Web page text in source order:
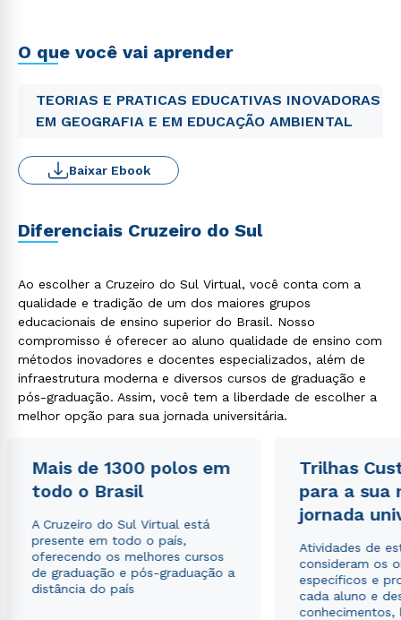
O que você vai aprender
TEORIAS E PRATICAS EDUCATIVAS INOVADORAS
EM GEOGRAFIA E EM EDUCAÇÃO AMBIENTAL
Baixar Ebook
Diferenciais Cruzeiro do Sul
Ao escolher a Cruzeiro do Sul Virtual, você conta com a
qualidade e tradição de um dos maiores grupos
educacionais de ensino superior do Brasil. Nosso
compromisso é oferecer ao aluno qualidade de ensino com
métodos inovadores e docentes especializados, além de
infraestrutura moderna e diversos cursos de graduação e
pós-graduação. Assim, você tem a liberdade de escolher a
melhor opção para sua jornada universitária.
Mais de 1300 polos em
todo o Brasil
A Cruzeiro do Sul Virtual está
presente em todo o país,
oferecendo os melhores cursos
de graduação e pós-graduação a
distância do país
Trilhas
para a sua
jornada
Atividades de
consideram os
específicos e
cada aluno e
conhecimentos,